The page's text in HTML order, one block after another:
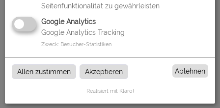
Gesamtbetrag (brutto)
Datei auswählen
Seitenfunktionalität zu gewährleisten
Google Analytics
Google Analytics Tracking
Zweck: Besucher-Statistiken
Allen zustimmen Akzeptieren Ablehnen
Realisiert mit Klaro!